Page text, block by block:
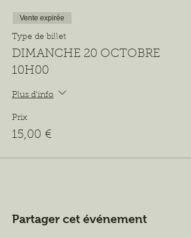
Vente expirée
Type de billet
DIMANCHE 20 OCTOBRE
10H00
Plus d'info
Prix
15,00 €
Partager cet événement